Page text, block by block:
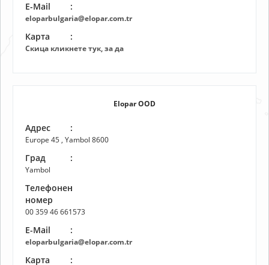
E-Mail :
eloparbulgaria@elopar.com.tr
Карта :
Скица кликнете тук, за да
Elopar OOD
Адрес :
Europe 45 , Yambol 8600
Град :
Yambol
Телефонен
номер
:
00 359 46 661573
E-Mail :
eloparbulgaria@elopar.com.tr
Карта :